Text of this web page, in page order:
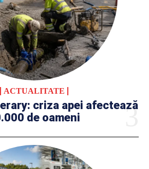
ACTUALITATE
criza apei afectează
de oameni